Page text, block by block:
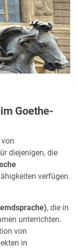
Goethe-
diejenigen, die
verfügen.
, die in
unterrichten.
von
in